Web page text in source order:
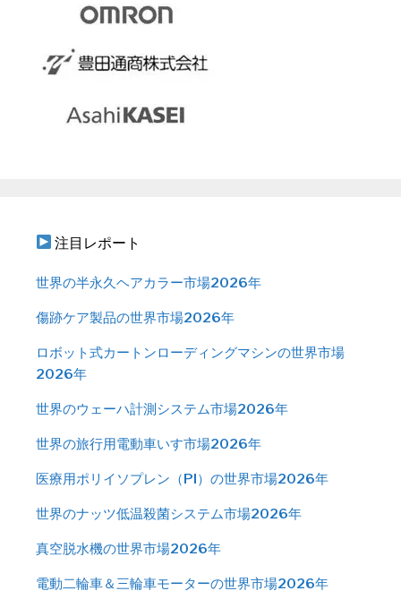
注目レポート
世界の半永久ヘアカラー市場2026年
傷跡ケア製品の世界市場2026年
ロボット式カートンローディングマシンの世界市場
2026年
世界のウェーハ計測システム市場2026年
世界の旅行用電動車いす市場2026年
医療用ポリイソプレン（PI）の世界市場2026年
世界のナッツ低温殺菌システム市場2026年
真空脱水機の世界市場2026年
電動二輪車＆三輪車モーターの世界市場2026年